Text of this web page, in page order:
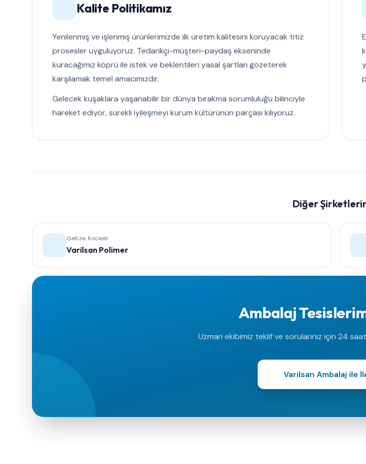
Kalite Politikamız
Yenilenmiş ve işlenmiş ürünlerimizde ilk üretim kalitesini koruyacak titiz
prosesler uyguluyoruz. Tedarikçi-müşteri-paydaş ekseninde
kuracağımız köprü ile istek ve beklentileri yasal şartları gözeterek
karşılamak temel amacımızdır.
Gelecek kuşaklara yaşanabilir bir dünya bırakma sorumluluğu bilinciyle
hareket ediyor, sürekli iyileşmeyi kurum kültürünün parçası kılıyoruz.
Diğer
Gebze, Kocaeli
Varilsan Polimer
Ambalaj
Uzman ekibimiz teklif ve sorularınız için 24
Varilsan Ambalaj ile